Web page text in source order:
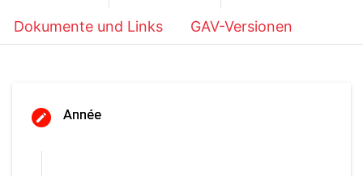
Dokumente und Links GAV-Versionen
Année